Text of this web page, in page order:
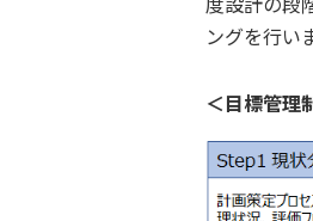
ングを行い
＜目標管理